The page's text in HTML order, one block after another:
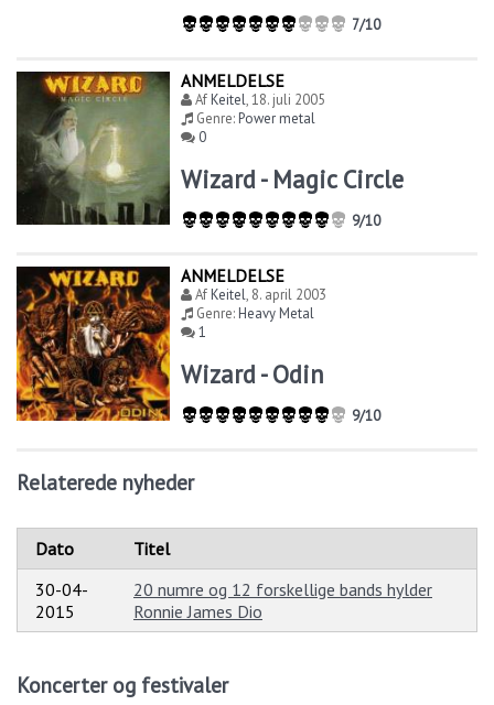
7/10
ANMELDELSE
AfKeitel,18. juli 2005
Genre:Power metal
0
Wizard - Magic Circle
9/10
ANMELDELSE
AfKeitel, 8. april 2003
Genre:Heavy Metal
1
Wizard - Odin
9/10
Relaterede nyheder
Dato
Titel
30-04-
2015
20 numre og 12 forskellige bands hylder
Ronnie James Dio
Koncerter og festivaler